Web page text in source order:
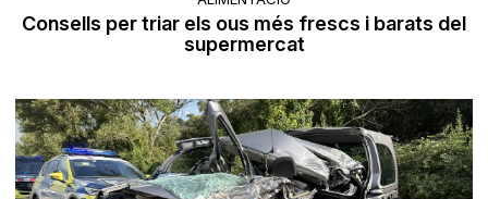
Consells per triar els ous més frescs i barats del
supermercat